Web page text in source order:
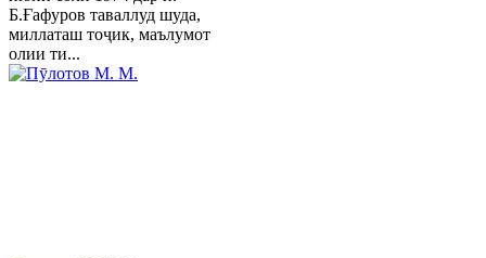
Б.Ғафуров таваллуд шуда,
миллаташ тоҷик, маълумот
олии ти...